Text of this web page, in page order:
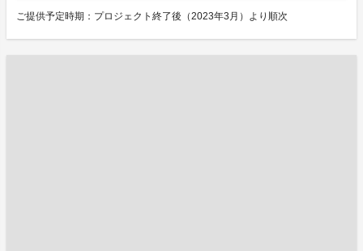
ご提供予定時期：プロジェクト終了後（2023年3月）より順次